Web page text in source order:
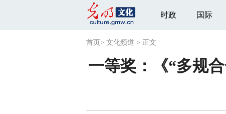
时政 国际
首页 > 文化频道 > 正文
一等奖：《“多规